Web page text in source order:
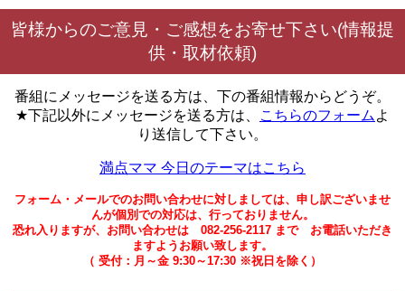
皆様からのご意見・ご感想をお寄せ下さい(情報提
供・取材依頼)
番組にメッセージを送る方は、下の番組情報からどうぞ。
★下記以外にメッセージを送る方は、
こちらのフォーム よ
り送信して下さい。
満点ママ 今日のテーマはこちら
フォーム・メールでのお問い合わせに対しましては、申し訳ございませ
んが個別での対応は、行っておりません。
恐れ入りますが、お問い合わせは 082-256-2117 まで お電話いただき
ますようお願い致します。
（ 受付：月～金 9:30～17:30 ※祝日を除く）